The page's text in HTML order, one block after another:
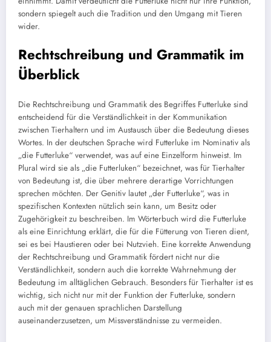
sondern spiegelt auch die Tradition und den Umgang mit Tieren
wider.
Rechtschreibung und Grammatik im
Überblick
Die Rechtschreibung und Grammatik des Begriffes Futterluke sind
entscheidend für die Verständlichkeit in der Kommunikation
zwischen Tierhaltern und im Austausch über die Bedeutung dieses
Wortes. In der deutschen Sprache wird Futterluke im Nominativ als
„die Futterluke“ verwendet, was auf eine Einzelform hinweist. Im
Plural wird sie als „die Futterluken“ bezeichnet, was für Tierhalter
von Bedeutung ist, die über mehrere derartige Vorrichtungen
sprechen möchten. Der Genitiv lautet „der Futterluke“, was in
spezifischen Kontexten nützlich sein kann, um Besitz oder
Zugehörigkeit zu beschreiben. Im Wörterbuch wird die Futterluke
als eine Einrichtung erklärt, die für die Fütterung von Tieren dient,
sei es bei Haustieren oder bei Nutzvieh. Eine korrekte Anwendung
der Rechtschreibung und Grammatik fördert nicht nur die
Verständlichkeit, sondern auch die korrekte Wahrnehmung der
Bedeutung im alltäglichen Gebrauch. Besonders für Tierhalter ist es
wichtig, sich nicht nur mit der Funktion der Futterluke, sondern
auch mit der genauen sprachlichen Darstellung
auseinanderzusetzen, um Missverständnisse zu vermeiden.